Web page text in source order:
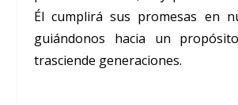
Él cumplirá sus promesas en
guiándonos hacia un
trasciende generaciones.